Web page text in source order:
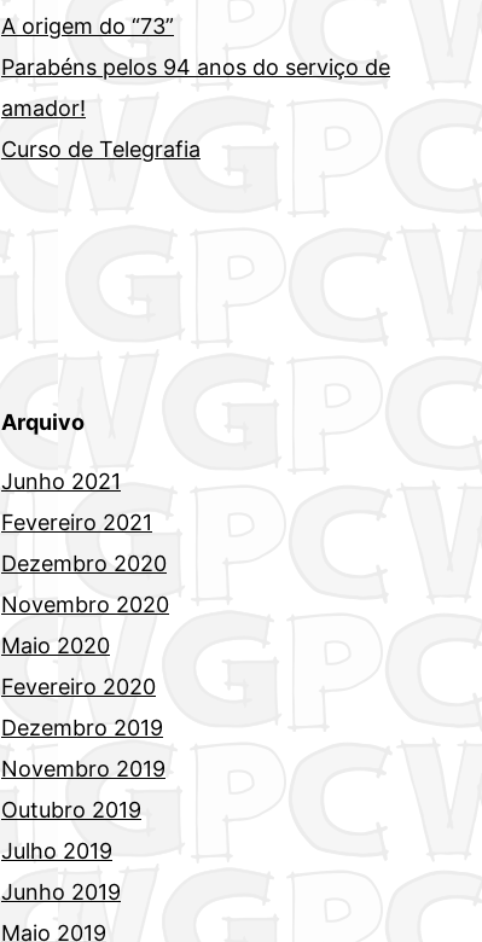
A origem do “73”
Parabéns pelos 94 anos do serviço de
amador!
Curso de Telegrafia
Arquivo
Junho 2021
Fevereiro 2021
Dezembro 2020
Novembro 2020
Maio 2020
Fevereiro 2020
Dezembro 2019
Novembro 2019
Outubro 2019
Julho 2019
Junho 2019
Maio 2019